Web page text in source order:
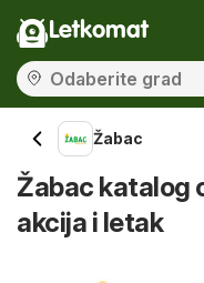
Letkomat
Žabac
Žabac katalog
akcija i letak